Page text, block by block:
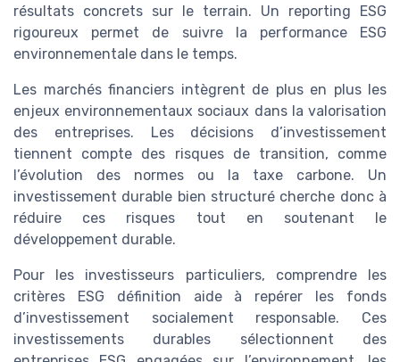
résultats concrets sur le terrain. Un reporting ESG
rigoureux permet de suivre la performance ESG
environnementale dans le temps.
Les marchés financiers intègrent de plus en plus les
enjeux environnementaux sociaux dans la valorisation
des entreprises. Les décisions d’investissement
tiennent compte des risques de transition, comme
l’évolution des normes ou la taxe carbone. Un
investissement durable bien structuré cherche donc à
réduire ces risques tout en soutenant le
développement durable.
Pour les investisseurs particuliers, comprendre les
critères ESG définition aide à repérer les fonds
d’investissement socialement responsable. Ces
investissements durables sélectionnent des